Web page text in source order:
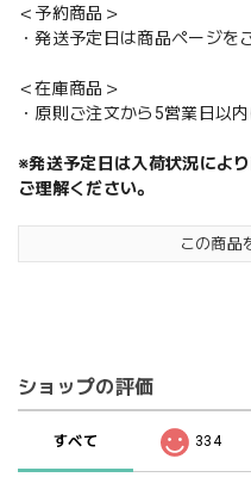
＜予約商品＞
・発送予定日は商品ページを
＜在庫商品＞
・原則ご注文から5営業日以
※発送予定日は入荷状況によ
ご理解ください。
この商品
ショップの評価
すべて 334